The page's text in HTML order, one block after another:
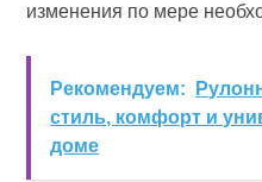
изменения по мере
Рекомендуем:
стиль, комфорт и
доме